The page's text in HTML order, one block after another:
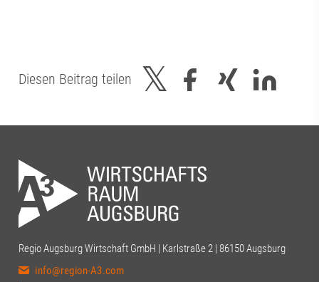
Diesen Beitrag teilen
Regio Augsburg Wirtschaft GmbH | Karlstraße 2 | 86150 Augsburg
info@region-A3.com